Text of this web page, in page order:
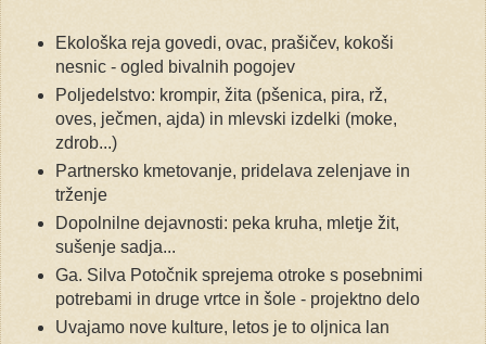
Ekološka reja govedi, ovac, prašičev, kokoši
nesnic - ogled bivalnih pogojev
Poljedelstvo: krompir, žita (pšenica, pira, rž,
oves, ječmen, ajda) in mlevski izdelki (moke,
zdrob...)
Partnersko kmetovanje, pridelava zelenjave in
trženje
Dopolnilne dejavnosti: peka kruha, mletje žit,
sušenje sadja...
Ga. Silva Potočnik sprejema otroke s posebnimi
potrebami in druge vrtce in šole - projektno delo
Uvajamo nove kulture, letos je to oljnica lan